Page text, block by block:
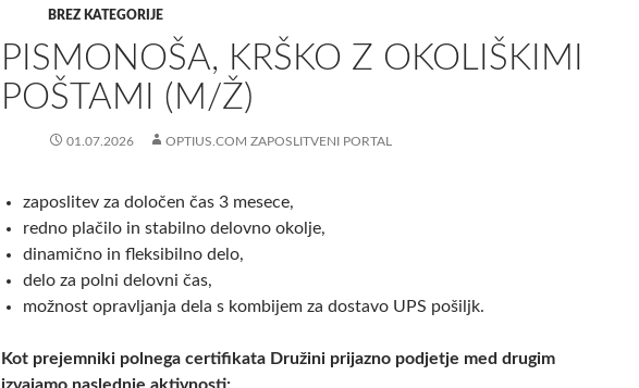
BREZ KATEGORIJE
PISMONOŠA, KRŠKO Z OKOLIŠKIMI
POŠTAMI (M/Ž)
01.07.2026 OPTIUS.COM ZAPOSLITVENI PORTAL
zaposlitev za določen čas 3 mesece,
redno plačilo in stabilno delovno okolje,
dinamično in fleksibilno delo,
delo za polni delovni čas,
možnost opravljanja dela s kombijem za dostavo UPS pošiljk.
Kot prejemniki polnega certifikata Družini prijazno podjetje med drugim